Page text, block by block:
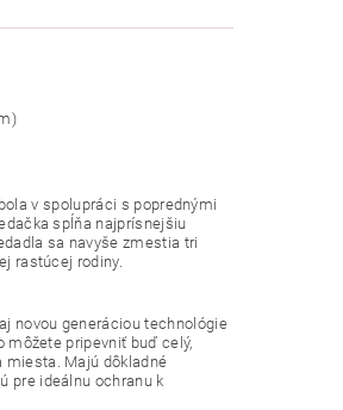
v spolupráci s poprednými
spĺňa najprísnejšiu
sa navyše zmestia tri
rastúcej rodiny.
novou generáciou technológie
môžete pripevniť buď celý,
miesta. Majú dôkladné
pre ideálnu ochranu k